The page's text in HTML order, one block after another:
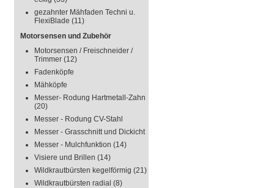
gezahnter Mähfaden Techni u.
FlexiBlade (11)
Motorsensen und Zubehör
Motorsensen / Freischneider /
Trimmer (12)
Fadenköpfe
Mähköpfe
Messer- Rodung Hartmetall-Zahn
(20)
Messer - Rodung CV-Stahl
Messer - Grasschnitt und Dickicht
Messer - Mulchfunktion (14)
Visiere und Brillen (14)
Wildkrautbürsten kegelförmig (21)
Wildkrautbürsten radial (8)